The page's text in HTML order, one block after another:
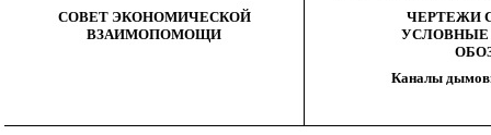
СОВЕТ ЭКОНОМИЧЕСКОЙ
ВЗАИМОПОМОЩИ
ЧЕРТЕЖИ
УСЛОВНЫЕ
Каналы